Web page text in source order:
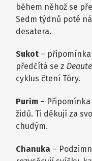
během něhož se
Sedm týdnů poté
desatera.
Sukot –
předčítá se z
cyklus čtení Tóry.
Purim –
židů. Ti děkují za
chudým.
Chanuka –